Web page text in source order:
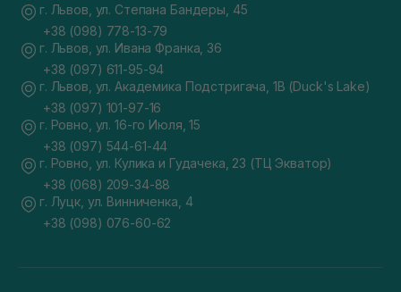
г. Львов, ул. Степана Бандеры, 45
+38 (098) 778-13-79
г. Львов, ул. Ивана Франка, 36
+38 (097) 611-95-94
г. Львов, ул. Академика Подстригача, 1В (Duck's Lake)
+38 (097) 101-97-16
г. Ровно, ул. 16-го Июля, 15
+38 (097) 544-61-44
г. Ровно, ул. Кулика и Гудачека, 23 (ТЦ Экватор)
+38 (068) 209-34-88
г. Луцк, ул. Винниченка, 4
+38 (098) 076-60-62